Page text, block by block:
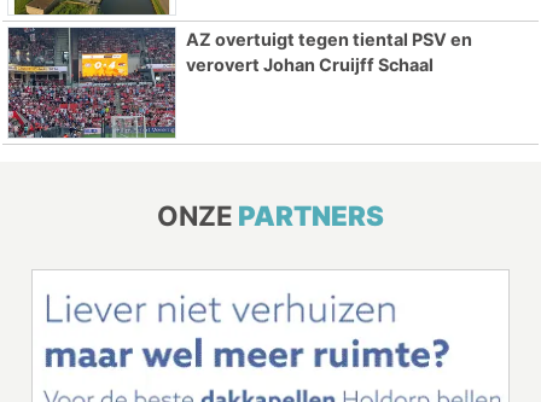
AZ overtuigt tegen tiental PSV en
verovert Johan Cruijff Schaal
ONZE PARTNERS